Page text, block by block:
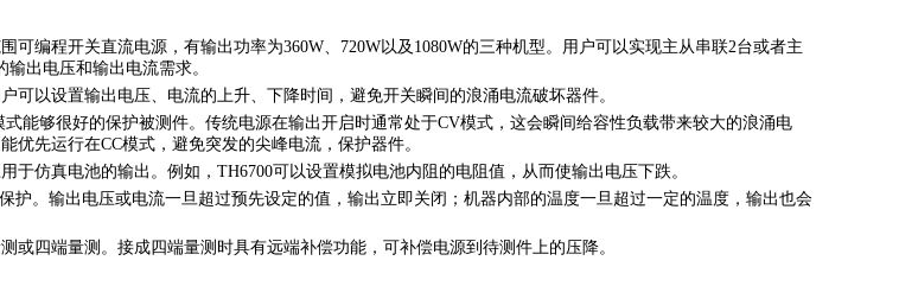
可编程开关直流电源，有输出功率为360W、720W以及1080W的三种机型。用户可以实现主从串联2台或者主
出电压和输出电流需求。
可以设置输出电压、电流的上升、下降时间，避免开关瞬间的浪涌电流破坏器件。
能够很好的保护被测件。传统电源在输出开启时通常处于CV模式，这会瞬间给容性负载带来较大的浪涌电
优先运行在CC模式，避免突发的尖峰电流，保护器件。
于仿真电池的输出。例如，TH6700可以设置模拟电池内阻的电阻值，从而使输出电压下跌。
护。输出电压或电流一旦超过预先设定的值，输出立即关闭；机器内部的温度一旦超过一定的温度，输出也会
或四端量测。接成四端量测时具有远端补偿功能，可补偿电源到待测件上的压降。